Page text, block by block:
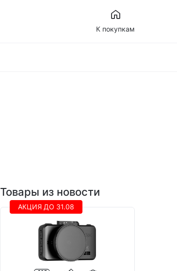
К покупкам
Товары из новости
АКЦИЯ ДО 31.08